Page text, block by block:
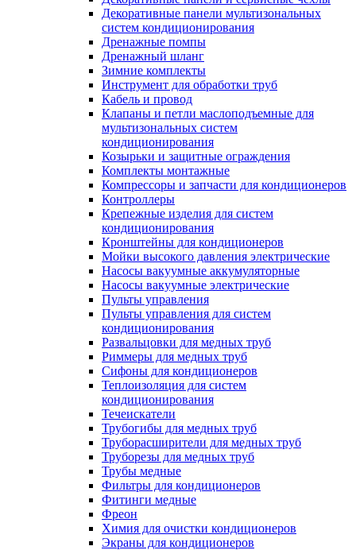
Декоративные панели мультизональных
систем кондиционирования
Дренажные помпы
Дренажный шланг
Зимние комплекты
Инструмент для обработки труб
Кабель и провод
Клапаны и петли маслоподъемные для
мультизональных систем
кондиционирования
Козырьки и защитные ограждения
Комплекты монтажные
Компрессоры и запчасти для кондиционеров
Контроллеры
Крепежные изделия для систем
кондиционирования
Кронштейны для кондиционеров
Мойки высокого давления электрические
Насосы вакуумные аккумуляторные
Насосы вакуумные электрические
Пульты управления
Пульты управления для систем
кондиционирования
Развальцовки для медных труб
Риммеры для медных труб
Сифоны для кондиционеров
Теплоизоляция для систем
кондиционирования
Течеискатели
Трубогибы для медных труб
Труборасширители для медных труб
Труборезы для медных труб
Трубы медные
Фильтры для кондиционеров
Фитинги медные
Фреон
Химия для очистки кондиционеров
Экраны для кондиционеров